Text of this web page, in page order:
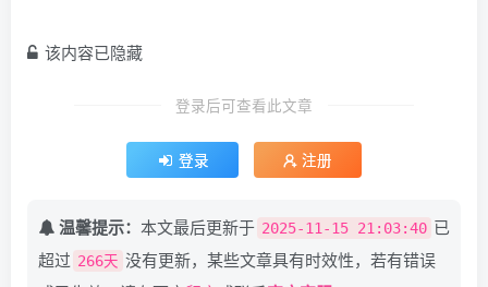
该内容已隐藏
登录后可查看此文章
登录 注册
温馨提示： 本文最后更新于 2025-11-15 21:03:40 已
超过 266天 没有更新，某些文章具有时效性，若有错误